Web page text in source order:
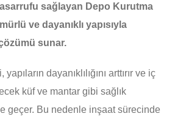
sağlayan Depo Kurutma
ve dayanıklı yapısıyla
sunar.
dayanıklılığını arttırır ve iç
küf ve mantar gibi sağlık
geçer. Bu nedenle inşaat sürecinde